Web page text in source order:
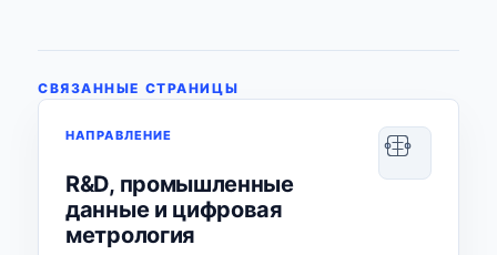
СВЯЗАННЫЕ СТРАНИЦЫ
НАПРАВЛЕНИЕ
R&D, промышленные
данные и цифровая
метрология